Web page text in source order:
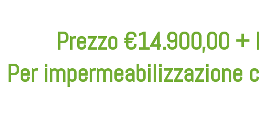
Prezzo €14.900,00 +
Per impermeabilizzazione